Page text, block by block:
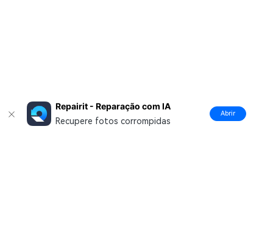
Repairit - Reparação com IA
Recupere fotos corrompidas
Abrir